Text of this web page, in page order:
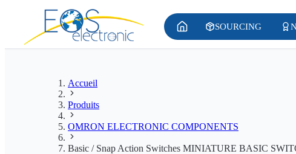
SOURCING
Accueil
Produits
OMRON ELECTRONIC COMPONENTS
Basic / Snap Action Switches MINIATURE BASIC